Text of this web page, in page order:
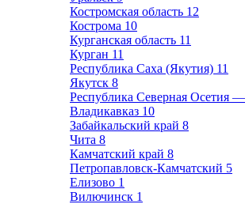
Костромская область 12
Кострома 10
Курганская область 11
Курган 11
Республика Саха (Якутия) 11
Якутск 8
Республика Северная Осетия
Владикавказ 10
Забайкальский край 8
Чита 8
Камчатский край 8
Петропавловск-Камчатский 5
Елизово 1
Вилючинск 1